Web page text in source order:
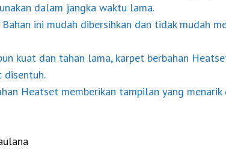
dalam jangka waktu lama.
Bahan ini mudah dibersihkan dan tidak mudah
kuat dan tahan lama, karpet berbahan
disentuh.
Heatset memberikan tampilan yang